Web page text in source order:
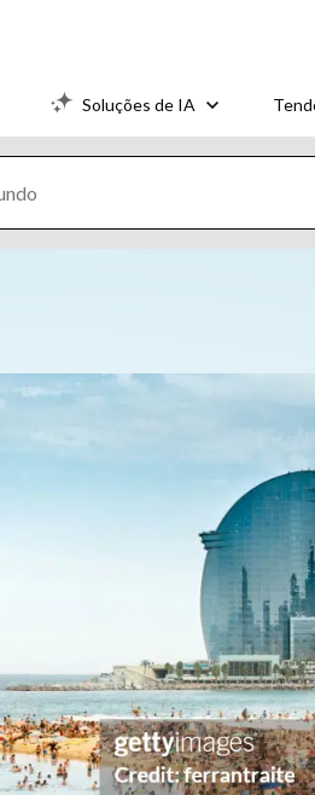
Soluções de IA